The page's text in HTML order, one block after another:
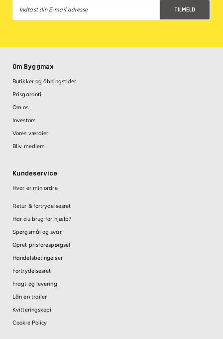
TILMELD
Om Byggmax
Butikker og åbningstider
Prisgaranti
Om os
Investors
Vores værdier
Bliv medlem
Kundeservice
Hvor er min ordre
Retur & fortrydelsesret
Har du brug for hjælp?
Spørgsmål og svar
Opret prisforespørgsel
Handelsbetingelser
Fortrydelsesret
Fragt og levering
Lån en trailer
Kvitteringskopi
Cookie Policy